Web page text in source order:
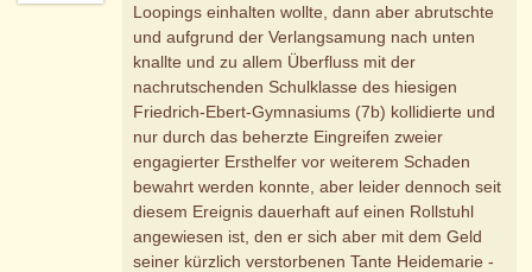
Loopings einhalten wollte, dann aber abrutschte
und aufgrund der Verlangsamung nach unten
knallte und zu allem Überfluss mit der
nachrutschenden Schulklasse des hiesigen
Friedrich-Ebert-Gymnasiums (7b) kollidierte und
nur durch das beherzte Eingreifen zweier
engagierter Ersthelfer vor weiterem Schaden
bewahrt werden konnte, aber leider dennoch seit
diesem Ereignis dauerhaft auf einen Rollstuhl
angewiesen ist, den er sich aber mit dem Geld
seiner kürzlich verstorbenen Tante Heidemarie -